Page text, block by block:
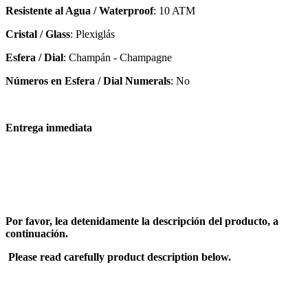
Resistente al Agua / Waterproof: 10 ATM
Cristal / Glass: Plexiglás
Esfera / Dial: Champán - Champagne
Números en Esfera / Dial Numerals: No
Entrega inmediata
Por favor, lea detenidamente la descripción del producto, a
continuación.
Please read carefully product description below.